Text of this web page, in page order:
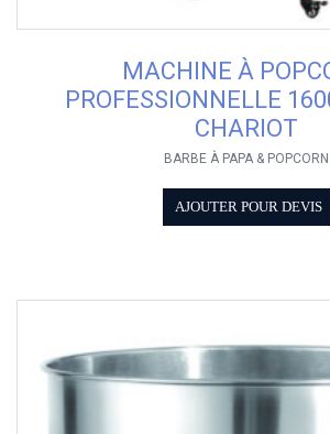
MACHINE À
PROFESSIONNELLE
CHARIOT
BARBE À PAPA & POPCORN
AJOUTER POUR DEVIS